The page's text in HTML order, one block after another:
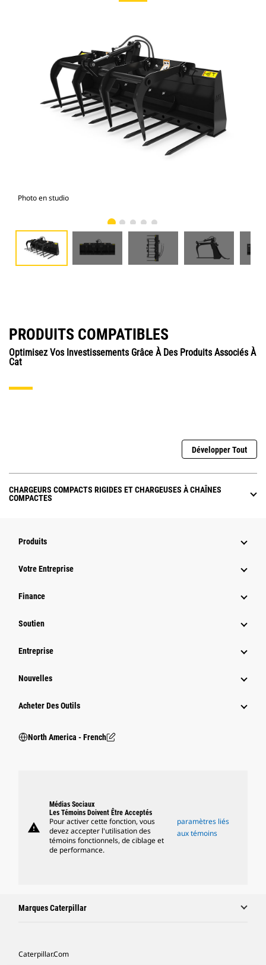
Photo en studio
PRODUITS COMPATIBLES
Optimisez Vos Investissements Grâce À Des Produits Associés À
Cat
Développer Tout
CHARGEURS COMPACTS RIGIDES ET CHARGEUSES À CHAÎNES
COMPACTES
Produits
Votre Entreprise
Finance
Soutien
Entreprise
Nouvelles
Acheter Des Outils
North America - French
warning
Médias Sociaux
Les Témoins Doivent Être Acceptés
Pour activer cette fonction, vous
devez accepter l'utilisation des
témoins fonctionnels, de ciblage et
de performance.
paramètres liés
aux témoins
Marques Caterpillar
Caterpillar.com